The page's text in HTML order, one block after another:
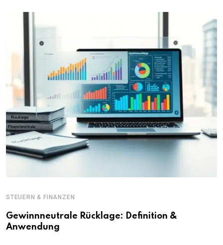
STEUERN & FINANZEN
Gewinnneutrale Rücklage: Definition &
Anwendung